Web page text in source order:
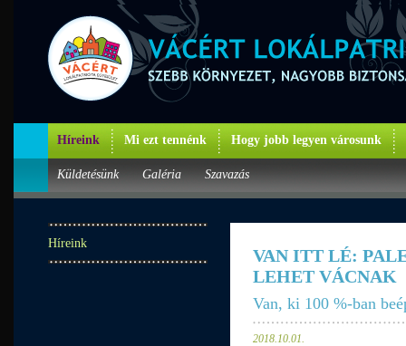
Híreink Mi ezt tennénk Hogy jobb legyen városunk
Küldetésünk Galéria Szavazás
Híreink
VAN ITT LÉ:
LEHET VÁCNAK
Van, ki 100 %-ban
2018.10.01.